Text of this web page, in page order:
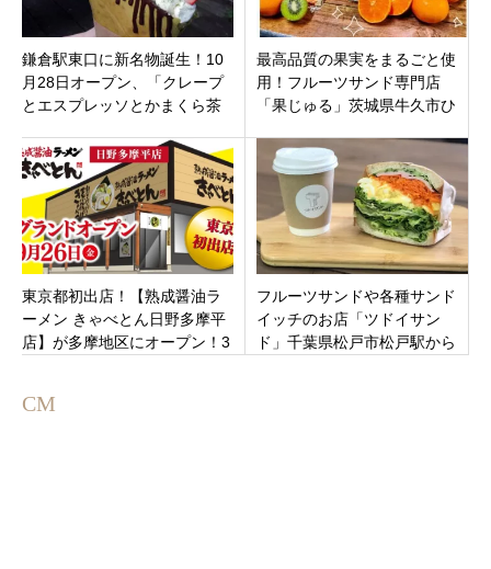
鎌倉駅東口に新名物誕生！10
月28日オープン、「クレープ
とエスプレッソとかまくら茶
レープ
最高品質の果実をまるごと使
用！フルーツサンド専門店
「果じゅる」茨城県牛久市ひ
東京都初出店！【熟成醤油ラ
ーメン きゃべとん日野多摩平
店】が多摩地区にオープン！3
フルーツサンドや各種サンド
イッチのお店「ツドイサン
ド」千葉県松戸市松戸駅から
CM